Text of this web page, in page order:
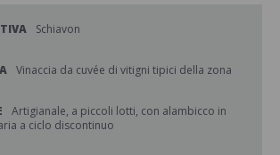
Schiavon
Vinaccia da cuvée di vitigni tipici della zona
Artigianale, a piccoli lotti, con alambicco in
a ciclo discontinuo